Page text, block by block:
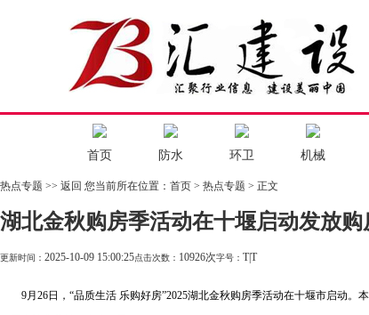
首页 防水 环卫 机械
热点专题 >> 返回 您当前所在位置： 首页 > 热点专题 > 正文
湖北金秋购房季活动在十堰启动发放
更新时间： 2025-10-09 15:00:25点击次数： 10926次字号： T|T
9月26日，“品质生活 乐购好房”2025湖北金秋购房季活动在十堰市启动